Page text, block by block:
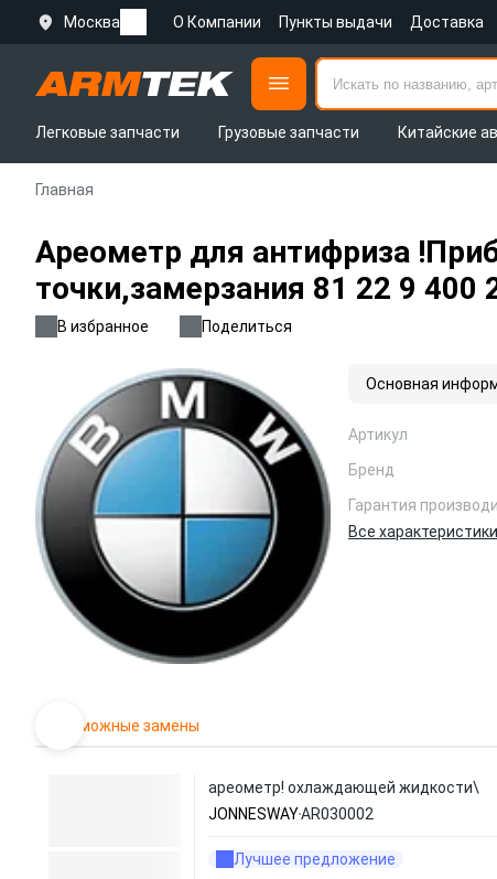
Москва О Компании Пункты выдачи Доставка
Легковые запчасти
Грузовые запчасти Китайские
Главная
Ареометр для антифриза
точки,замерзания 81 22 9 400
В избранное Поделиться
Основная
Артикул
Бренд
Гарантия
Все характеристики
Возможные замены
ареометр! охлаждающей жидкости\
JONNESWAYAR030002
Лучшее предложение